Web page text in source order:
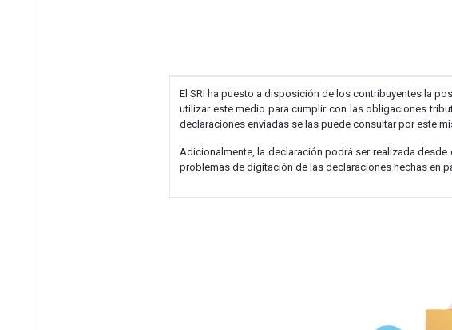
El SRI ha puesto a disposición de los contribuyentes la
utilizar este medio para cumplir con las obligaciones
declaraciones enviadas se las puede consultar por este
Adicionalmente, la declaración podrá ser realizada
problemas de digitación de las declaraciones hechas en